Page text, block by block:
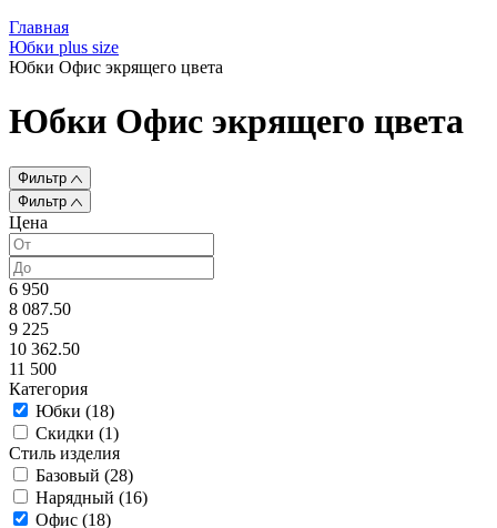
Главная
Юбки plus size
Юбки Офис экрящего цвета
Юбки Офис экрящего цвета
Фильтр
Фильтр
Цена
6 950
8 087.50
9 225
10 362.50
11 500
Категория
Юбки (18)
Скидки (1)
Стиль изделия
Базовый (28)
Нарядный (16)
Офис (18)